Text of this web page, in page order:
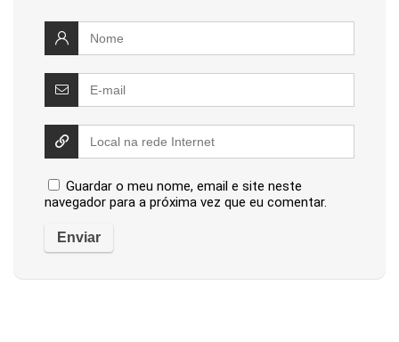
Guardar o meu nome, email e site neste
navegador para a próxima vez que eu comentar.